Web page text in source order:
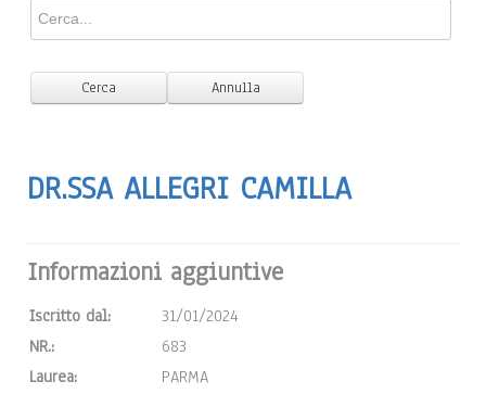
DR.SSA ALLEGRI CAMILLA
Informazioni aggiuntive
Iscritto dal:
31/01/2024
NR.:
683
Laurea:
PARMA